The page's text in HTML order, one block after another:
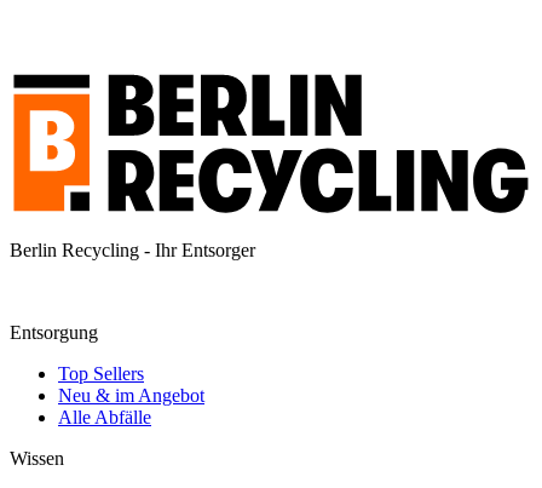
Berlin Recycling - Ihr Entsorger
Entsorgung
Top Sellers
Neu & im Angebot
Alle Abfälle
Wissen